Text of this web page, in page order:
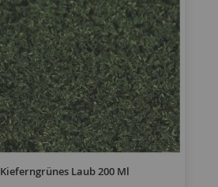
MASSSTAB
Kieferngrünes Laub 200 Ml